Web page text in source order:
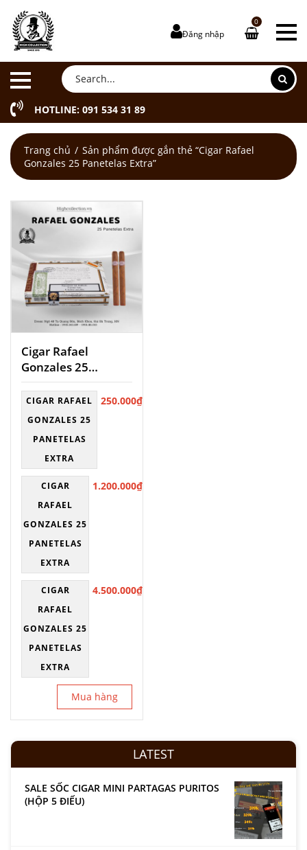
Đăng nhập
0
HOTLINE: 091 534 31 89
Trang chủ
Sản phẩm được gắn thẻ “Cigar Rafael
Gonzales 25 Panetelas Extra”
Cigar Rafael
Gonzales 25
Panetelas Extra
CIGAR RAFAEL
GONZALES 25
PANETELAS
EXTRA
250.000₫
CIGAR
RAFAEL
GONZALES 25
PANETELAS
EXTRA
1.200.000₫
CIGAR
RAFAEL
GONZALES 25
PANETELAS
EXTRA
4.500.000₫
Mua hàng
LATEST
SALE SỐC CIGAR MINI PARTAGAS PURITOS
(HỘP 5 ĐIẾU)